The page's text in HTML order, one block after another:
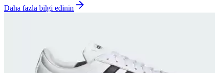
Daha fazla bilgi edinin